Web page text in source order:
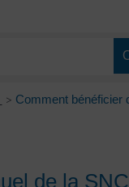
> Comment bénéficier
de la